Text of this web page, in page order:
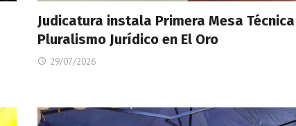
Judicatura instala Primera Mesa
Pluralismo Jurídico en El Oro
29/07/2026